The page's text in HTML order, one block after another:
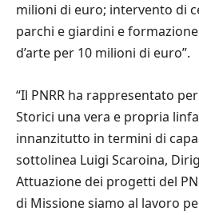
milioni di euro; intervento di
parchi e giardini e
d’arte per 10 milioni di euro”.
“Il PNRR ha rappresentato
Storici una vera e propria
innanzitutto in termini di
sottolinea Luigi Scaroina,
Attuazione dei progetti del
di Missione siamo al lavoro